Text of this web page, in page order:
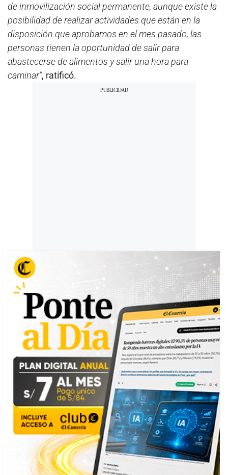
de inmovilización social permanente, aunque existe la
posibilidad de realizar actividades que están en la
disposición que aprobamos en el mes pasado, las
personas tienen la oportunidad de salir para
abastecerse de alimentos y salir una hora para
caminar”, ratificó.